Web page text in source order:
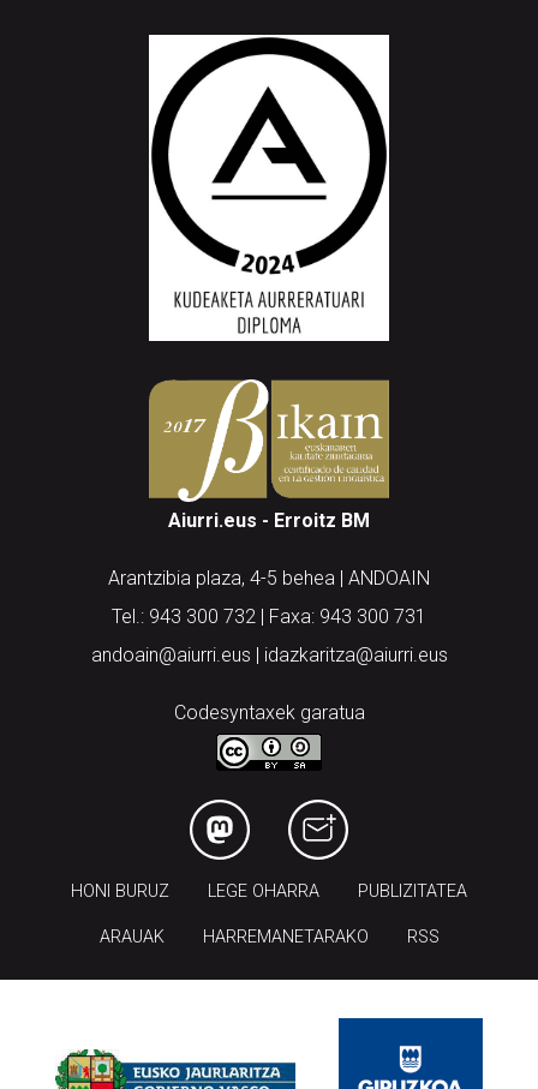
Aiurri.eus - Erroitz BM
Arantzibia plaza, 4-5 behea | ANDOAIN
Tel.: 943 300 732 | Faxa: 943 300 731
andoain@aiurri.eus | idazkaritza@aiurri.eus
Codesyntaxek garatua
HONI BURUZ LEGE OHARRA PUBLIZITATEA
ARAUAK HARREMANETARAKO RSS